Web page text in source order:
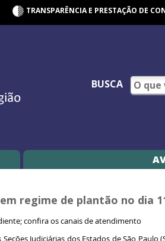
TRANSPARÊNCIA E PRESTAÇÃO DE
BUSCA
regime de plantão no dia
confira os canais de atendimento
Judiciárias dos Estados de São Paulo